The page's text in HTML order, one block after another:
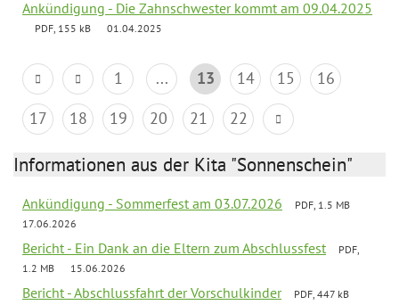
Ankündigung - Die Zahnschwester kommt am 09.04.2025
PDF, 155 kB 01.04.2025
1 ... 13 14 15
16
17
18 19 20 21 22
Informationen aus der Kita "Sonnenschein"
Ankündigung - Sommerfest am 03.07.2026
PDF, 1.5 MB
17.06.2026
Bericht - Ein Dank an die Eltern zum Abschlussfest
PDF,
1.2 MB
15.06.2026
Bericht - Abschlussfahrt der Vorschulkinder
PDF, 447 kB